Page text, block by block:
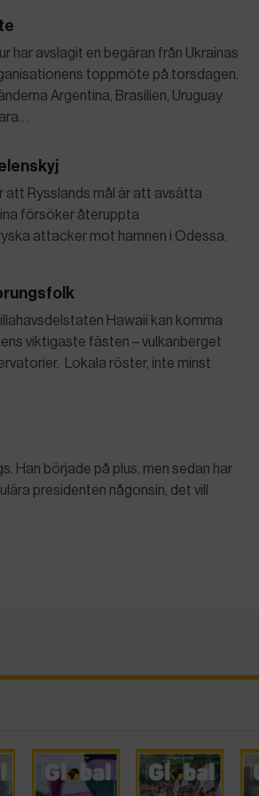
har avslagit en begäran från Ukrainas
toppmöte på torsdagen.
Argentina, Brasilien, Uruguay
att Rysslands mål är att avsätta
försöker återuppta
attacker mot hamnen i Odessa.
Hawaii kan komma
viktigaste fästen – vulkanberget
Lokala röster, inte minst
Han började på plus, men sedan har
presidenten någonsin, det vill